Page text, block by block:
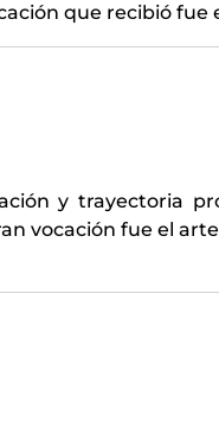
que recibió fue
y trayectoria
vocación fue el